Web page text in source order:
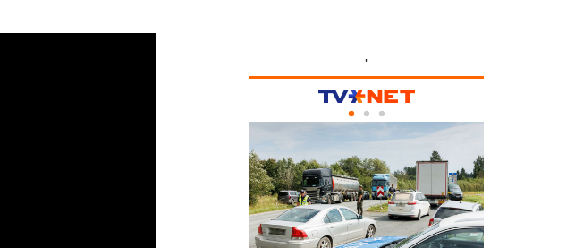
'